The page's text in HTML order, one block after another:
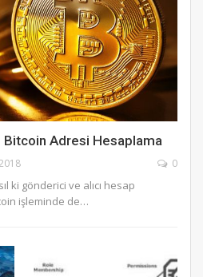
Bitcoin Adresi Hesaplama
0
ki gönderici ve alıcı hesap
işleminde de…